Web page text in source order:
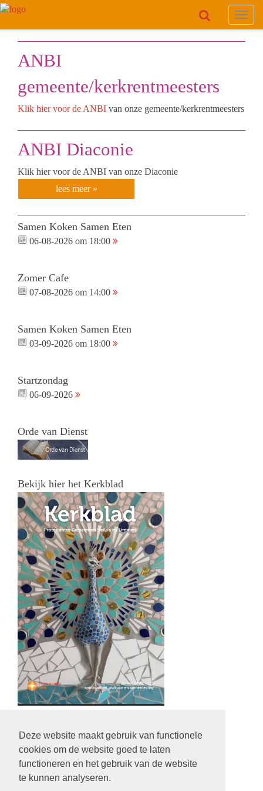
Deze website maakt gebruik van functionele
cookies om de website goed te laten
functioneren en het gebruik van de website
te kunnen analyseren.
ANBI
gemeente/kerkrentmeesters
Klik hier voor de ANBI van onze gemeente/kerkrentmeesters
ANBI Diaconie
Klik hier voor de ANBI van onze Diaconie
lees meer »
Samen Koken Samen Eten
06-08-2026 om 18:00
Zomer Cafe
07-08-2026 om 14:00
Samen Koken Samen Eten
03-09-2026 om 18:00
Startzondag
06-09-2026
Orde van Dienst
Bekijk hier het Kerkblad
Privacystatement
Klik hier voor ons privacystatement